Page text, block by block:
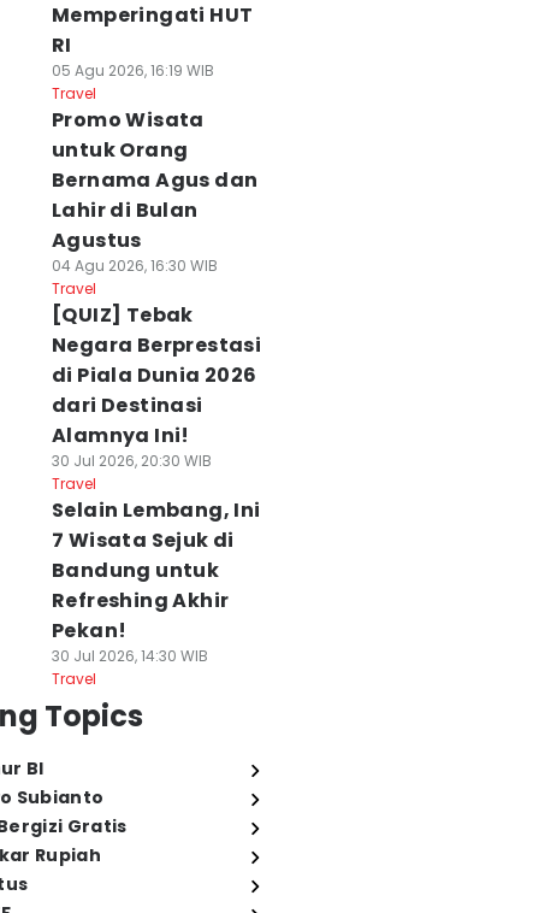
Memperingati HUT
RI
05 Agu 2026, 16:19 WIB
Travel
Promo Wisata
untuk Orang
Bernama Agus dan
Lahir di Bulan
Agustus
04 Agu 2026, 16:30 WIB
Travel
[QUIZ] Tebak
Negara Berprestasi
di Piala Dunia 2026
dari Destinasi
Alamnya Ini!
30 Jul 2026, 20:30 WIB
Travel
Selain Lembang, Ini
7 Wisata Sejuk di
Bandung untuk
Refreshing Akhir
Pekan!
30 Jul 2026, 14:30 WIB
Travel
Topics
BI
Subianto
Gratis
Rupiah